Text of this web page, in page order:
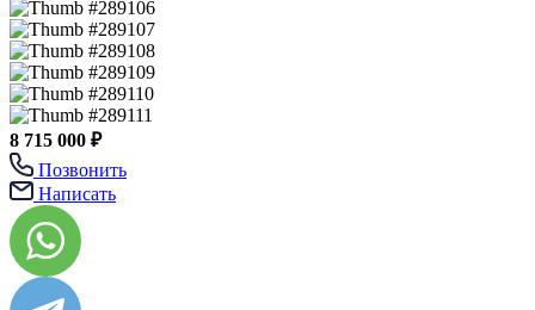
8 715 000 ₽
Позвонить
Написать